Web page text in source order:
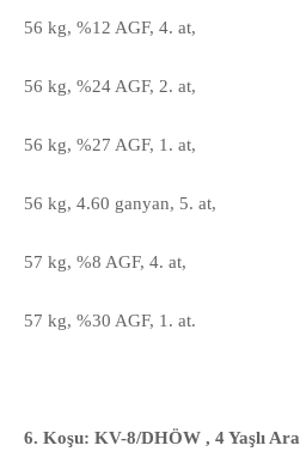
56 kg, %12 AGF, 4. at,
56 kg, %24 AGF, 2. at,
56 kg, %27 AGF, 1. at,
56 kg, 4.60 ganyan, 5. at,
57 kg, %8 AGF, 4. at,
57 kg, %30 AGF, 1. at.
6. Koşu: KV-8/DHÖW , 4 Yaşlı